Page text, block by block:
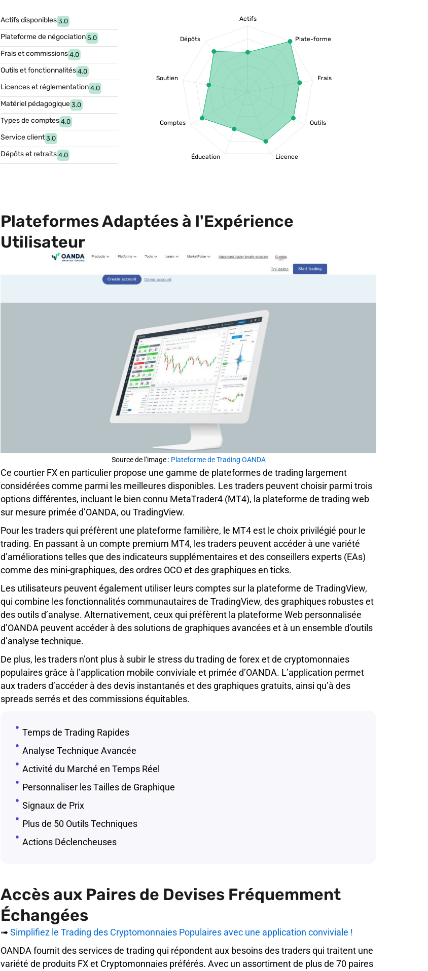
Actifs disponibles 3.0
Plateforme de négociation 5.0
Frais et commissions 4.0
Outils et fonctionnalités 4.0
Licences et réglementation 4.0
Matériel pédagogique 3.0
Types de comptes 4.0
Service client 3.0
Dépôts et retraits 4.0
Actifs
Plate-forme
Frais
Outils
Licence
Éducation
Comptes
Soutien
Dépôts
Plateformes Adaptées à l'Expérience
Utilisateur
Source de l’image : Plateforme de Trading OANDA
Ce courtier FX en particulier propose une gamme de plateformes de trading largement
considérées comme parmi les meilleures disponibles. Les traders peuvent choisir parmi trois
options différentes, incluant le bien connu MetaTrader4 (MT4), la plateforme de trading web
sur mesure primée d’OANDA, ou TradingView.
Pour les traders qui préfèrent une plateforme familière, le MT4 est le choix privilégié pour le
trading. En passant à un compte premium MT4, les traders peuvent accéder à une variété
d’améliorations telles que des indicateurs supplémentaires et des conseillers experts (EAs)
comme des mini-graphiques, des ordres OCO et des graphiques en ticks.
Les utilisateurs peuvent également utiliser leurs comptes sur la plateforme de TradingView,
qui combine les fonctionnalités communautaires de TradingView, des graphiques robustes et
des outils d’analyse. Alternativement, ceux qui préfèrent la plateforme Web personnalisée
d’OANDA peuvent accéder à des solutions de graphiques avancées et à un ensemble d’outils
d’analyse technique.
De plus, les traders n’ont plus à subir le stress du trading de forex et de cryptomonnaies
populaires grâce à l’application mobile conviviale et primée d’OANDA. L’application permet
aux traders d’accéder à des devis instantanés et des graphiques gratuits, ainsi qu’à des
spreads serrés et des commissions équitables.
Temps de Trading Rapides
Analyse Technique Avancée
Activité du Marché en Temps Réel
Personnaliser les Tailles de Graphique
Signaux de Prix
Plus de 50 Outils Techniques
Actions Déclencheuses
Accès aux Paires de Devises Fréquemment
Échangées
➟ Simplifiez le Trading des Cryptomonnaies Populaires avec une application conviviale !
OANDA fournit des services de trading qui répondent aux besoins des traders qui traitent une
variété de produits FX et Cryptomonnaies préférés. Avec un assortiment de plus de 70 paires